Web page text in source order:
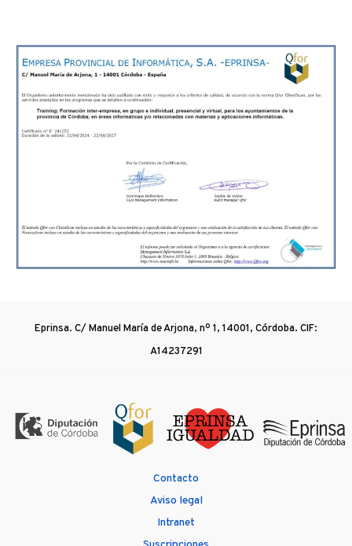
Eprinsa. C/ Manuel María de Arjona, nº 1, 14001, Córdoba. CIF:
A14237291
Contacto
Aviso legal
Intranet